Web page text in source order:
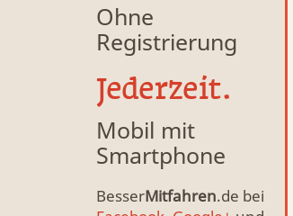
Ohne
Registrierung
Jederzeit.
Mobil mit
Smartphone
BesserMitfahren.de bei